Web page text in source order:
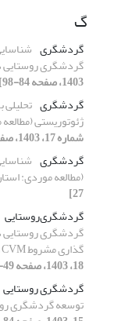
گ
گردشگری
گردشگری روستایی
1403، صفحه 84-98]
گردشگری
ژئوتوریستی
شماره 17، 1403، صفحه 1-12]
گردشگری
(مطالعه موردی:
27]
گردشگری‌روستایی
گردشگری روستایی
گذاری مشروط ‍CVM و مدل پتانسیل گردشگری EP
18، 1403، صفحه 49-64]
گردشگری روستایی
توسعه گردشگری